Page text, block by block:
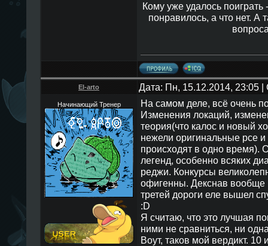
Кому уже удалось поиграть
понравилось, а что нет. А
El-arto Дата: Пн, 15.12.2014, 23:05
Начинающий Тренер
На самом деле, всё очень
Изменения локаций,
теория(что калос и новый
нежели оригинальные рсе
происходят в одно время).
легенд, особенно всяких
реджи. Конкурсы
офигенны. Декснав вообще
третей дороги еле вышел
:D
Я считаю, что это лучшая
ними не сравниться, ни
Воут, таков мой вердикт. 10